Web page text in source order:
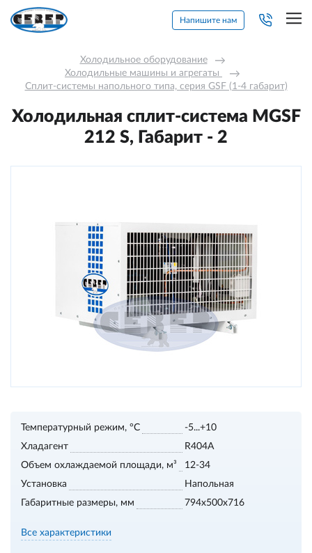
Напишите нам
Холодильное оборудование →
Холодильные машины и агрегаты →
Сплит-системы напольного типа, серия GSF (1-4 габарит)
Холодильная сплит-система МGSF
212 S, Габарит - 2
Температурный режим, °С
-5...+10
Хладагент
R404A
Объем охлаждаемой площади, м³
12-34
Установка
Напольная
Габаритные размеры, мм
794x500x716
Все характеристики